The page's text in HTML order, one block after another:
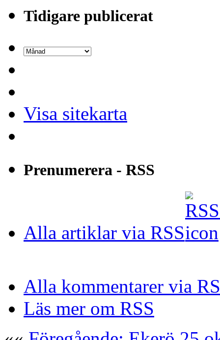
Tidigare publicerat
Visa sitekarta
Prenumerera - RSS
Alla artiklar via RSS
Alla kommentarer via
Läs mer om RSS